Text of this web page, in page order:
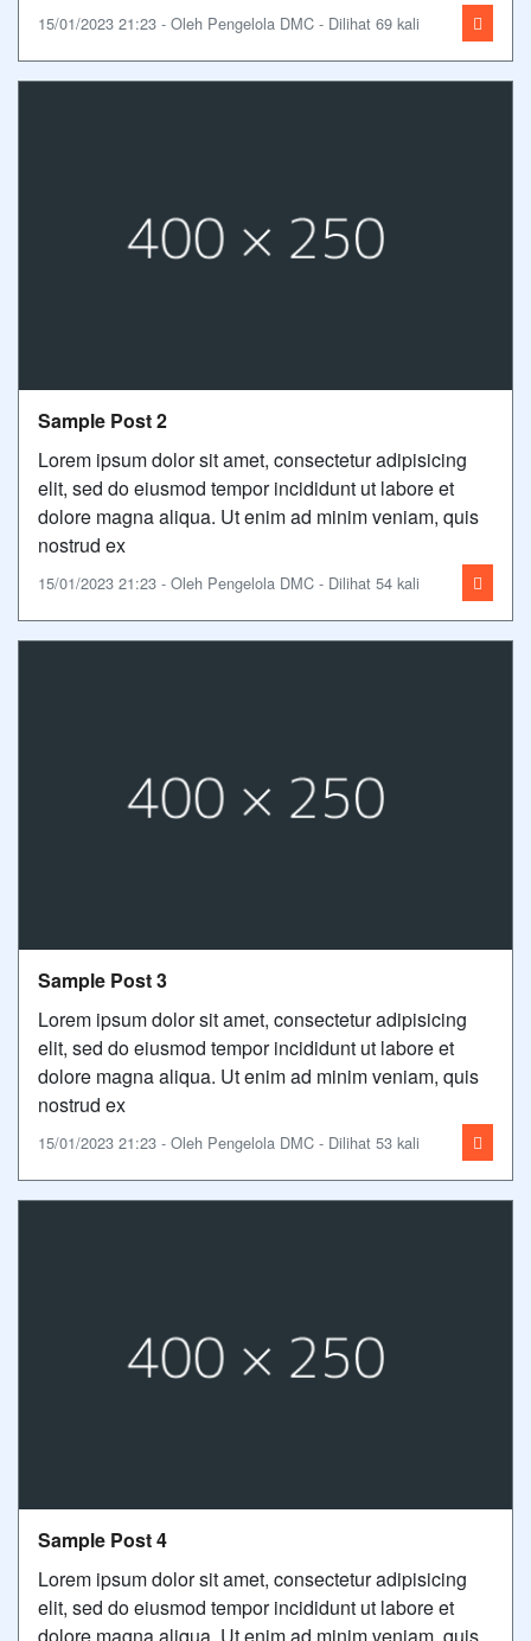
15/01/2023 21:23 - Oleh Pengelola DMC - Dilihat 69 kali
Sample Post 2
Lorem ipsum dolor sit amet, consectetur adipisicing
elit, sed do eiusmod tempor incididunt ut labore et
dolore magna aliqua. Ut enim ad minim veniam, quis
nostrud ex
15/01/2023 21:23 - Oleh Pengelola DMC - Dilihat 54 kali
Sample Post 3
Lorem ipsum dolor sit amet, consectetur adipisicing
elit, sed do eiusmod tempor incididunt ut labore et
dolore magna aliqua. Ut enim ad minim veniam, quis
nostrud ex
15/01/2023 21:23 - Oleh Pengelola DMC - Dilihat 53 kali
Sample Post 4
Lorem ipsum dolor sit amet, consectetur adipisicing
elit, sed do eiusmod tempor incididunt ut labore et